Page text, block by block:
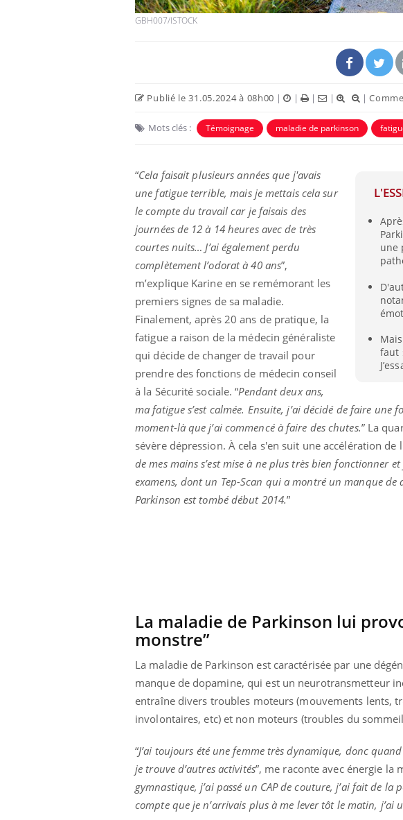
GBH007/ISTOCK
Publié le 31.05.2024 à 08h00 | | | | |
Mots clés : Témoignage maladie de parkinson
une
faut
“Cela faisait plusieurs années que j'avais
une fatigue terrible, mais je mettais cela sur
le compte du travail car je faisais des
journées de 12 à 14 heures avec de très
courtes nuits… J’ai également perdu
complètement l’odorat à 40 ans”,
m’explique Karine en se remémorant les
premiers signes de sa maladie.
Finalement, après 20 ans de pratique, la
fatigue a raison de la médecin généraliste
qui décide de changer de travail pour
prendre des fonctions de médecin conseil
à la Sécurité sociale. “Pendant deux ans,
ma fatigue s’est calmée. Ensuite, j’ai décidé de faire
moment-là que j’ai commencé à faire des chutes.” La
sévère dépression. À cela s'en suit une accélération
de mes mains s’est mise à ne plus très bien fonctionner
examens, dont un Tep-Scan qui a montré un manque
Parkinson est tombé début 2014.”
La maladie de Parkinson lui
monstre”
La maladie de Parkinson est caractérisée par une
manque de dopamine, qui est un neurotransmetteur
entraîne divers troubles moteurs (mouvements lents,
involontaires, etc) et non moteurs (troubles du
“J’ai toujours été une femme très dynamique, donc
je trouve d’autres activités”, me raconte avec énergie la
gymnastique, j’ai passé un CAP de couture, j’ai fait de
compte que je n’arrivais plus à me lever tôt le matin, j’ai
reste entourée d'idées reçues chez les
patients comme parfois chez les soignants.
rythme de vie !
soleil, activités en